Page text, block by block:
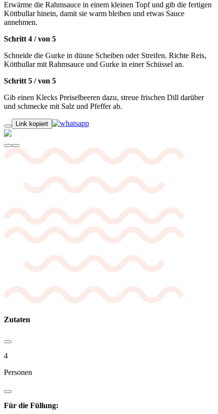
Erwärme die Rahmsauce in einem kleinen Topf und gib die fertigen
Köttbullar hinein, damit sie warm bleiben und etwas Sauce
annehmen.
Schritt 4 /von 5
Schneide die Gurke in dünne Scheiben oder Streifen. Richte Reis,
Köttbullar mit Rahmsauce und Gurke in einer Schüssel an.
Schritt 5 /von 5
Gib einen Klecks Preiselbeeren dazu, streue frischen Dill darüber
und schmecke mit Salz und Pfeffer ab.
Link kopiert
Zutaten
4
Personen
Für die Füllung: